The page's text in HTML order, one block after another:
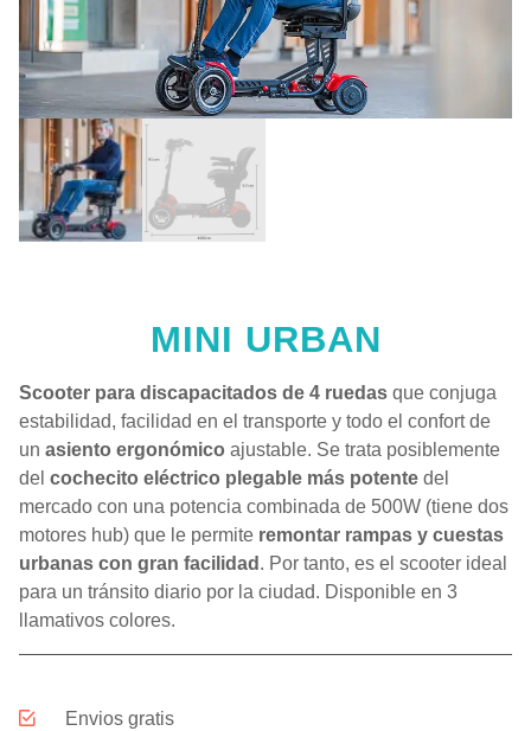
MINI URBAN
Scooter para discapacitados de 4 ruedas que conjuga
estabilidad, facilidad en el transporte y todo el confort de
un asiento ergonómico ajustable. Se trata posiblemente
del cochecito eléctrico plegable más potente del
mercado con una potencia combinada de 500W (tiene dos
motores hub) que le permite remontar rampas y cuestas
urbanas con gran facilidad . Por tanto, es el scooter ideal
para un tránsito diario por la ciudad. Disponible en 3
llamativos colores.
Envios gratis